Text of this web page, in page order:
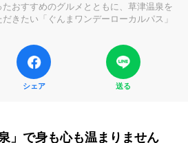
おすすめのグルメとともに、草津温泉を
きたい「ぐんまワンデーローカルパス」
シェア 送る
」で身も心も温まりません